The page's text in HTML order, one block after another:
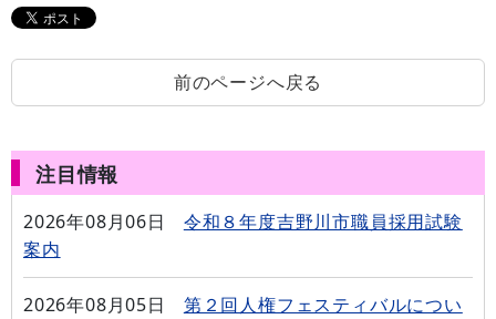
前のページへ戻る
注目情報
2026年08月06日
令和８年度吉野川市職員採用試験
案内
2026年08月05日
第２回人権フェスティバルについ